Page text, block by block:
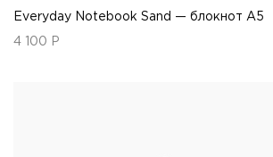
Everyday Notebook Sand — блокнот А5
4 100 Р